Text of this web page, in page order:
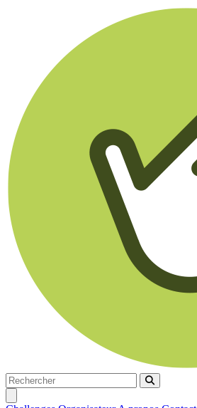
Rechercher
Rechercher